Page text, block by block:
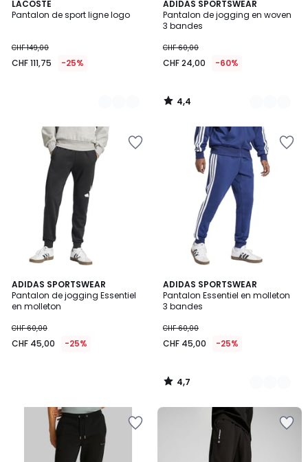
LACOSTE
Pantalon de sport ligne logo
CHF 149,00
CHF 111,75 -25%
2
Couleurs
ADIDAS SPORTSWEAR
Pantalon de jogging en woven
3 bandes
CHF 60,00
CHF 24,00 -60%
4,4
/ 5
2
Couleurs
4,4
/
ADIDAS SPORTSWEAR
Pantalon de jogging Essentiel
en molleton
CHF 60,00
CHF 45,00 -25%
ADIDAS SPORTSWEAR
Pantalon Essentiel en molleton
3 bandes
CHF 60,00
CHF 45,00 -25%
4,7
/ 5
3
Couleurs
4,7
/